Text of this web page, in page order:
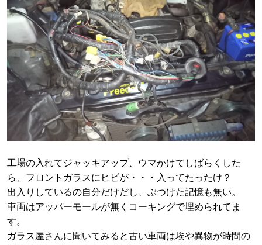
工場の入れてジャッキアップ、ウマかけてしばらくした
ら、フロントガラスにヒビが・・・入ってたったけ？
出入りしているの自分だけだし、ぶつけた記憶も無い。
車両はアッパーモールが無くコーキングで埋められてま
す。
ガラス屋さんに聞いてみると古い車両は埃や異物が時間の